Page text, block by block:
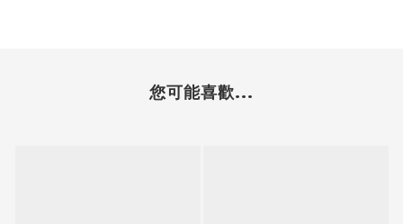
您可能喜歡...